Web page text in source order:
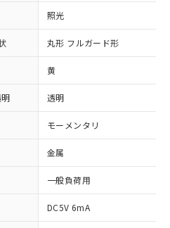
照光
丸形 フルガード形
黄
透明
モーメンタリ
金属
一般負荷用
DC5V 6mA